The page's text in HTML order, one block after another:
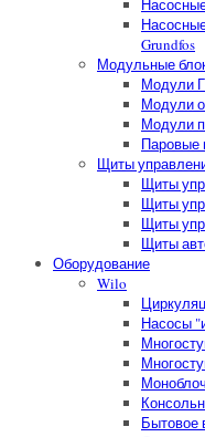
Grundfos
Модульные
Модули
Модули
Модули
Паровые
Щиты
Щиты
Щиты
Щиты
Щиты
Оборудование
Wilo
Насосы
Бытовое